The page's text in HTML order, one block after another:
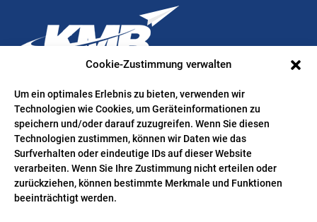
Cookie-Zustimmung verwalten
Um ein optimales Erlebnis zu bieten, verwenden wir
Technologien wie Cookies, um Geräteinformationen zu
speichern und/oder darauf zuzugreifen. Wenn Sie diesen
Technologien zustimmen, können wir Daten wie das
Surfverhalten oder eindeutige IDs auf dieser Website
verarbeiten. Wenn Sie Ihre Zustimmung nicht erteilen oder
zurückziehen, können bestimmte Merkmale und Funktionen
beeinträchtigt werden.
Bestellen Sie hier Ihren kostenlosen Newsletter. Wir verwenden
Ihre Mailadresse ausschließlich für den Zweck, Sie bei
Interesse über wertvolle News aus der Branche zu informieren.
Folgen Sie uns